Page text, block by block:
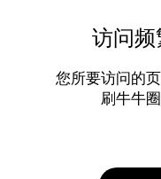
访问频
您所要访问的
刷牛牛